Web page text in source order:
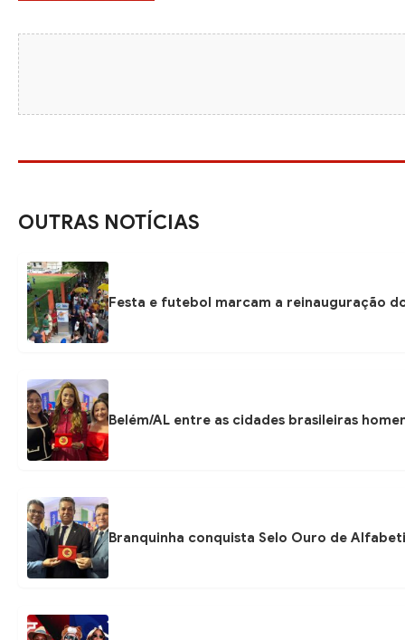
OUTRAS NOTÍCIAS
Festa e futebol marcam a reinauguração
Belém/AL entre as cidades brasileiras
Branquinha conquista Selo Ouro de